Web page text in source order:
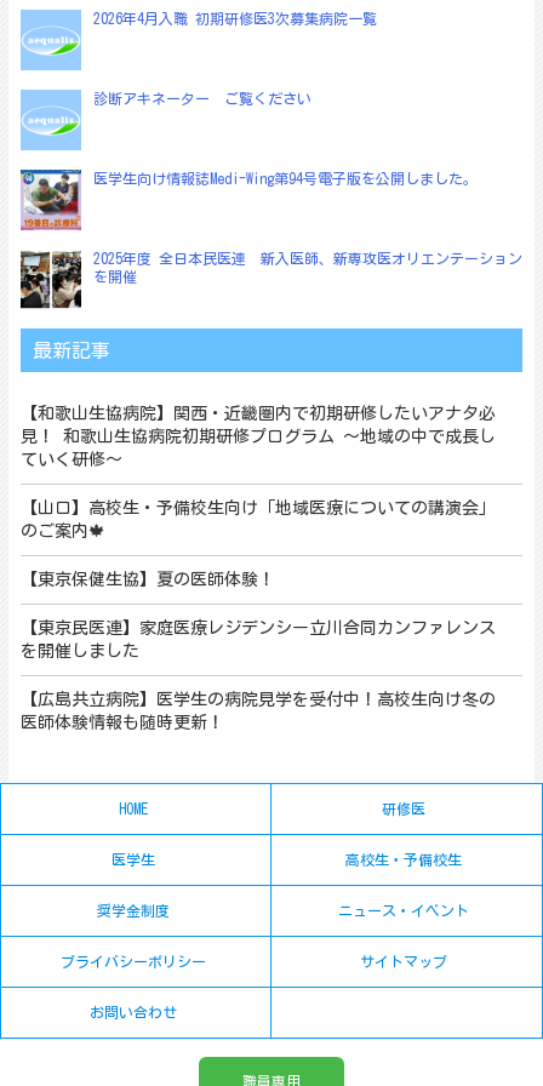
2026年4月入職 初期研修医3次募集病院一覧
診断アキネーター ご覧ください
医学生向け情報誌Medi-Wing第94号電子版を公開しました。
2025年度 全日本民医連 新入医師、新専攻医オリエンテーション
を開催
最新記事
【和歌山生協病院】関西・近畿圏内で初期研修したいアナタ必
見！ 和歌山生協病院初期研修プログラム ～地域の中で成長し
ていく研修～
【山口】高校生・予備校生向け「地域医療についての講演会」
のご案内🍁
【東京保健生協】夏の医師体験！
【東京民医連】家庭医療レジデンシー立川合同カンファレンス
を開催しました
【広島共立病院】医学生の病院見学を受付中！高校生向け冬の
医師体験情報も随時更新！
HOME 研修医
医学生 高校生・予備校生
奨学金制度 ニュース・イベント
プライバシーポリシー サイトマップ
お問い合わせ
職員専用